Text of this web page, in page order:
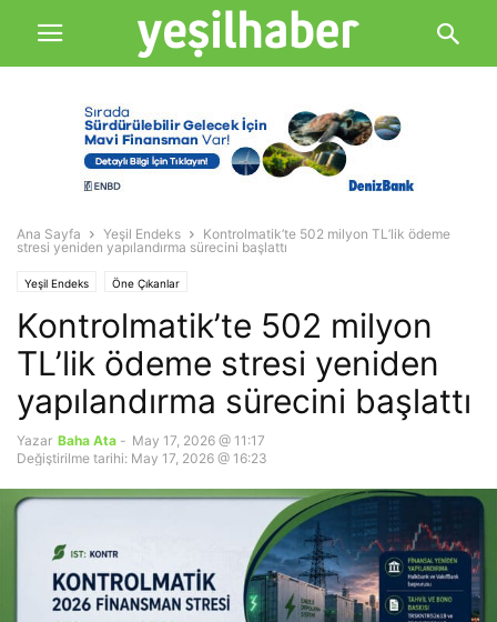
Ana Sayfa Yeşil Endeks
Kontrolmatik’te 502 milyon TL’lik ödeme
stresi yeniden yapılandırma sürecini başlattı
Yeşil Endeks Öne Çıkanlar
Kontrolmatik’te 502 milyon
TL’lik ödeme stresi yeniden
yapılandırma sürecini başlattı
Yazar Baha Ata - May 17, 2026 @ 11:17
Değiştirilme tarihi: May 17, 2026 @ 16:23